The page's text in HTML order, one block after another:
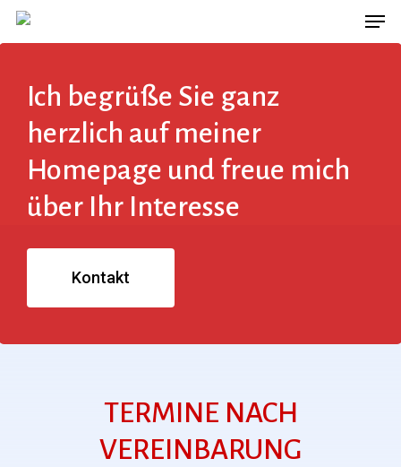
Skip
to
contentIch begrüße Sie ganz
herzlich auf meiner
Homepage und freue mich
über Ihr Interesse
Kontakt
TERMINE NACH
VEREINBARUNG